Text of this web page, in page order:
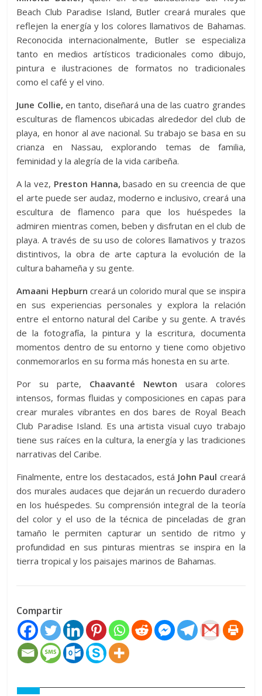
Beach Club Paradise Island, Butler creará murales que
reflejen la energía y los colores llamativos de Bahamas.
Reconocida internacionalmente, Butler se especializa
tanto en medios artísticos tradicionales como dibujo,
pintura e ilustraciones de formatos no tradicionales
como el café y el vino.
June Collie, en tanto, diseñará una de las cuatro grandes
esculturas de flamencos ubicadas alrededor del club de
playa, en honor al ave nacional. Su trabajo se basa en su
crianza en Nassau, explorando temas de familia,
feminidad y la alegría de la vida caribeña.
A la vez, Preston Hanna, basado en su creencia de que
el arte puede ser audaz, moderno e inclusivo, creará una
escultura de flamenco para que los huéspedes la
admiren mientras comen, beben y disfrutan en el club de
playa. A través de su uso de colores llamativos y trazos
distintivos, la obra de arte captura la evolución de la
cultura bahameña y su gente.
Amaani Hepburn creará un colorido mural que se inspira
en sus experiencias personales y explora la relación
entre el entorno natural del Caribe y su gente. A través
de la fotografía, la pintura y la escritura, documenta
momentos dentro de su entorno y tiene como objetivo
conmemorarlos en su forma más honesta en su arte.
Por su parte, Chaavanté Newton usara colores
intensos, formas fluidas y composiciones en capas para
crear murales vibrantes en dos bares de Royal Beach
Club Paradise Island. Es una artista visual cuyo trabajo
tiene sus raíces en la cultura, la energía y las tradiciones
narrativas del Caribe.
Finalmente, entre los destacados, está John Paul creará
dos murales audaces que dejarán un recuerdo duradero
en los huéspedes. Su comprensión integral de la teoría
del color y el uso de la técnica de pinceladas de gran
tamaño le permiten capturar un sentido de ritmo y
profundidad en sus pinturas mientras se inspira en la
tierra tropical y los paisajes marinos de Bahamas.
Compartir